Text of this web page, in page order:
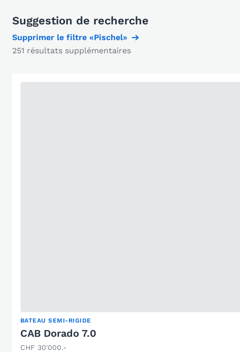
Suggestion de recherche
Supprimer le filtre «Pischel»
251 résultats supplémentaires
BATEAU SEMI-RIGIDE
CAB Dorado 7.0
CHF 30'000.-